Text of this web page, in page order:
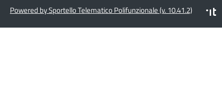
Powered by Sportello Telematico Polifunzionale (v. 10.41.2)